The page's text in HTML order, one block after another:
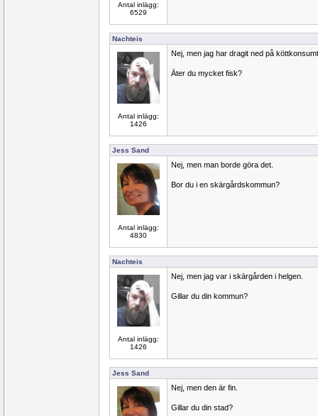
Antal inlägg:
6529
Nachteis
Antal inlägg:
1426
Nej, men jag har dragit ned på
Äter du mycket fisk?
Jess Sand
Antal inlägg:
4830
Nej, men man borde göra det.
Bor du i en skärgårdskommun?
Nachteis
Antal inlägg:
1426
Nej, men jag var i skärgården i helgen.
Gillar du din kommun?
Jess Sand
Nej, men den är fin.
Gillar du din stad?